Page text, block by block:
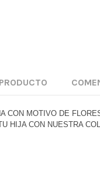
CON MOTIVO DE
HIJA CON NUESTRA